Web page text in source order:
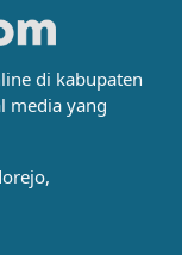
di kabupaten
media yang